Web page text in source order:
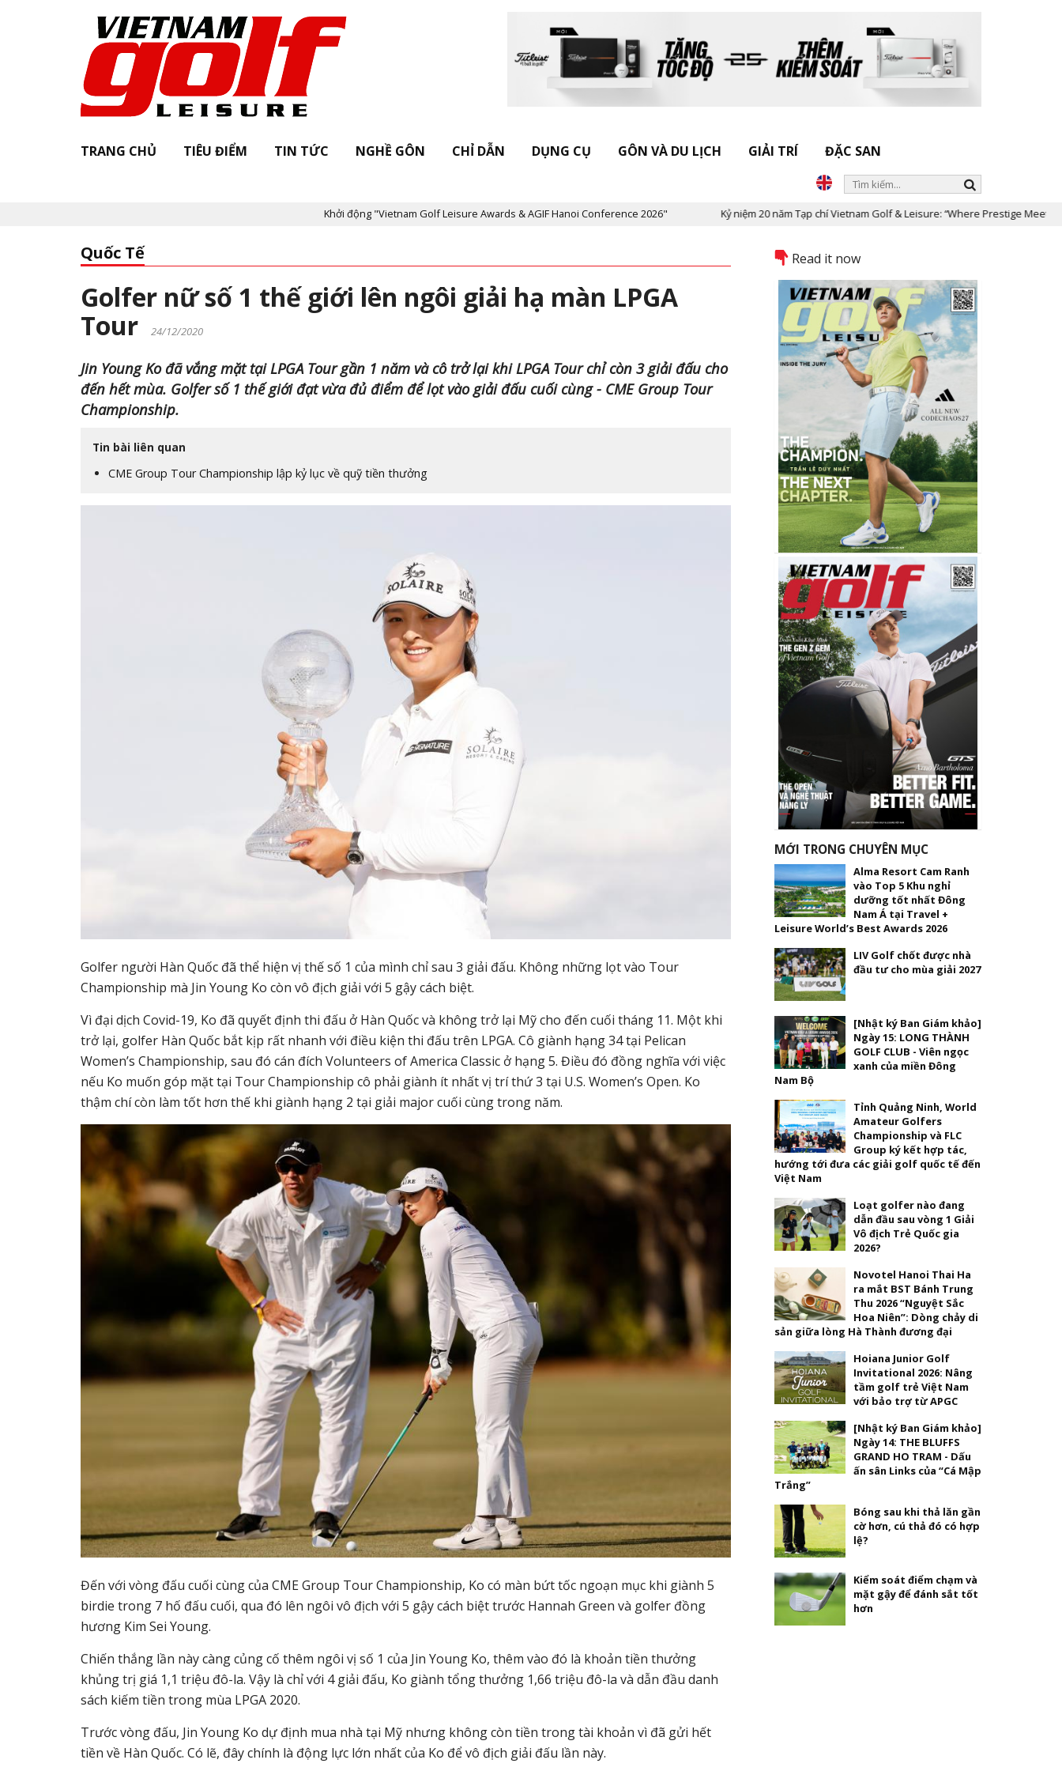
TRANG CHỦ TIÊU ĐIỂM TIN TỨC NGHỀ GÔN CHỈ DẪN DỤNG CỤ GÔN VÀ DU LỊCH GIẢI TRÍ ĐẶC SAN
Khởi động "Vietnam Golf Leisure Awards & AGIF Hanoi Conference 2026" Kỷ niệm 20 năm Tạp chí Vietnam Golf & Leisure: “Where Prestige Meets Legacy”
Quốc Tế
Golfer nữ số 1 thế giới lên ngôi giải hạ màn LPGA
Tour
24/12/2020
Jin Young Ko đã vắng mặt tại LPGA Tour gần 1 năm và cô trở lại khi LPGA Tour chỉ còn 3 giải đấu cho
đến hết mùa. Golfer số 1 thế giới đạt vừa đủ điểm để lọt vào giải đấu cuối cùng - CME Group Tour
Championship.
Tin bài liên quan
CME Group Tour Championship lập kỷ lục về quỹ tiền thưởng
Golfer người Hàn Quốc đã thể hiện vị thế số 1 của mình chỉ sau 3 giải đấu. Không những lọt vào Tour
Championship mà Jin Young Ko còn vô địch giải với 5 gậy cách biệt.
Vì đại dịch Covid-19, Ko đã quyết định thi đấu ở Hàn Quốc và không trở lại Mỹ cho đến cuối tháng 11. Một khi
trở lại, golfer Hàn Quốc bắt kịp rất nhanh với điều kiện thi đấu trên LPGA. Cô giành hạng 34 tại Pelican
Women’s Championship, sau đó cán đích Volunteers of America Classic ở hạng 5. Điều đó đồng nghĩa với việc
nếu Ko muốn góp mặt tại Tour Championship cô phải giành ít nhất vị trí thứ 3 tại U.S. Women’s Open. Ko
thậm chí còn làm tốt hơn thế khi giành hạng 2 tại giải major cuối cùng trong năm.
Đến với vòng đấu cuối cùng của CME Group Tour Championship, Ko có màn bứt tốc ngoạn mục khi giành 5
birdie trong 7 hố đấu cuối, qua đó lên ngôi vô địch với 5 gậy cách biệt trước Hannah Green và golfer đồng
hương Kim Sei Young.
Chiến thắng lần này càng củng cố thêm ngôi vị số 1 của Jin Young Ko, thêm vào đó là khoản tiền thưởng
khủng trị giá 1,1 triệu đô-la. Vậy là chỉ với 4 giải đấu, Ko giành tổng thưởng 1,66 triệu đô-la và dẫn đầu danh
sách kiếm tiền trong mùa LPGA 2020.
Trước vòng đấu, Jin Young Ko dự định mua nhà tại Mỹ nhưng không còn tiền trong tài khoản vì đã gửi hết
tiền về Hàn Quốc. Có lẽ, đây chính là động lực lớn nhất của Ko để vô địch giải đấu lần này.
Read it now
MỚI TRONG CHUYÊN MỤC
Alma Resort Cam Ranh
vào Top 5 Khu nghỉ
dưỡng tốt nhất Đông
Nam Á tại Travel +
Leisure World’s Best Awards 2026
LIV Golf chốt được nhà
đầu tư cho mùa giải 2027
[Nhật ký Ban Giám khảo]
Ngày 15: LONG THÀNH
GOLF CLUB - Viên ngọc
xanh của miền Đông
Nam Bộ
Tỉnh Quảng Ninh, World
Amateur Golfers
Championship và FLC
Group ký kết hợp tác,
hướng tới đưa các giải golf quốc tế đến
Việt Nam
Loạt golfer nào đang
dẫn đầu sau vòng 1 Giải
Vô địch Trẻ Quốc gia
2026?
Novotel Hanoi Thai Ha
ra mắt BST Bánh Trung
Thu 2026 “Nguyệt Sắc
Hoa Niên”: Dòng chảy di
sản giữa lòng Hà Thành đương đại
Hoiana Junior Golf
Invitational 2026: Nâng
tầm golf trẻ Việt Nam
với bảo trợ từ APGC
[Nhật ký Ban Giám khảo]
Ngày 14: THE BLUFFS
GRAND HO TRAM - Dấu
ấn sân Links của “Cá Mập
Trắng”
Bóng sau khi thả lăn gần
cờ hơn, cú thả đó có hợp
lệ?
Kiểm soát điểm chạm và
mặt gậy để đánh sắt tốt
hơn